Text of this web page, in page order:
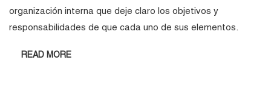
organización interna que deje claro los objetivos y
responsabilidades de que cada uno de sus elementos.
READ MORE